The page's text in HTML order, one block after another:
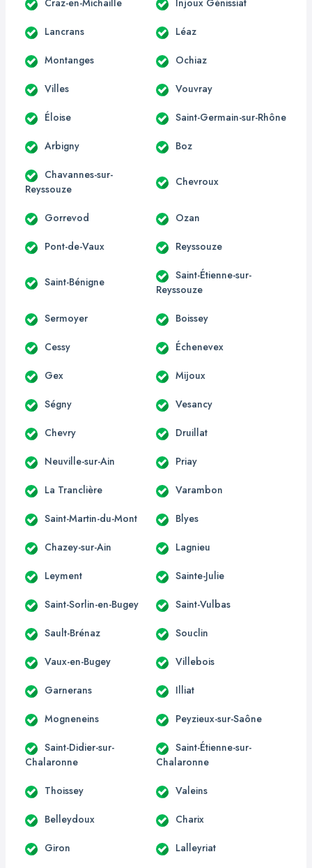
Lancrans Léaz
Montanges Ochiaz
Villes Vouvray
Éloise Saint-Germain-sur-Rhône
Arbigny Boz
Chavannes-sur-
Reyssouze
Chevroux
Gorrevod Ozan
Pont-de-Vaux Reyssouze
Saint-Bénigne
Saint-Étienne-sur-
Reyssouze
Sermoyer Boissey
Cessy Échenevex
Gex Mijoux
Ségny Vesancy
Chevry Druillat
Neuville-sur-Ain Priay
La Tranclière Varambon
Saint-Martin-du-Mont Blyes
Chazey-sur-Ain Lagnieu
Leyment Sainte-Julie
Saint-Sorlin-en-Bugey Saint-Vulbas
Sault-Brénaz Souclin
Vaux-en-Bugey Villebois
Garnerans Illiat
Mogneneins Peyzieux-sur-Saône
Saint-Didier-sur-
Chalaronne
Saint-Étienne-sur-
Chalaronne
Thoissey Valeins
Belleydoux Charix
Giron Lalleyriat